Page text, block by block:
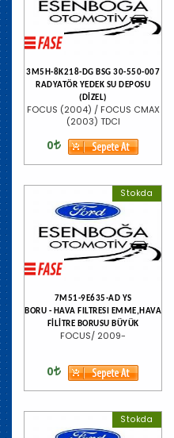
3M5H-8K218-DG BSG 30-550-007
RADYATÖR YEDEK SU DEPOSU
(DİZEL)
FOCUS (2004) / FOCUS CMAX
(2003) TDCI
0
Stokda
7M51-9E635-AD YS
BORU - HAVA FILTRESI EMME,HAVA
FİLİTRE BORUSU BÜYÜK
FOCUS/ 2009-
0
Stokda